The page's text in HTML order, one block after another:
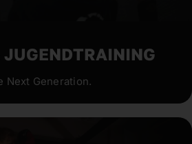
JUGENDTRAINING
Next Generation.